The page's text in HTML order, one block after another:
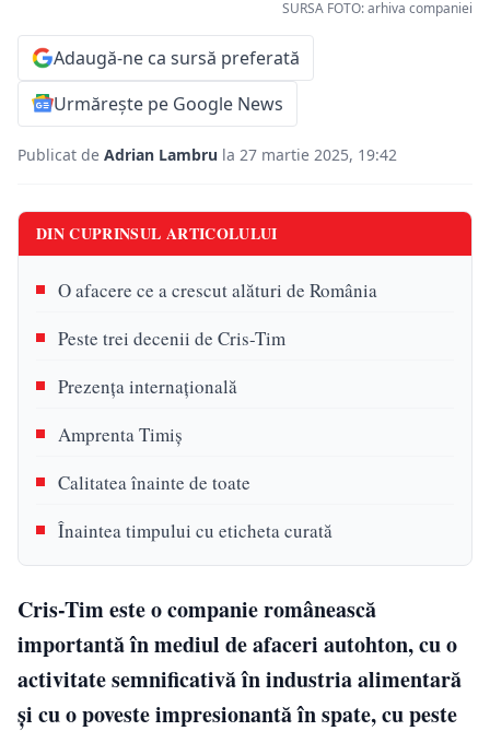
SURSA FOTO: arhiva companiei
Adaugă-ne ca sursă preferată
Urmărește pe Google News
Publicat de Adrian Lambru la 27 martie 2025, 19:42
DIN CUPRINSUL ARTICOLULUI
O afacere ce a crescut alături de România
Peste trei decenii de Cris-Tim
Prezența internațională
Amprenta Timiș
Calitatea înainte de toate
Înaintea timpului cu eticheta curată
Cris-Tim este o companie românească
importantă în mediul de afaceri autohton, cu o
activitate semnificativă în industria alimentară
și cu o poveste impresionantă în spate, cu peste